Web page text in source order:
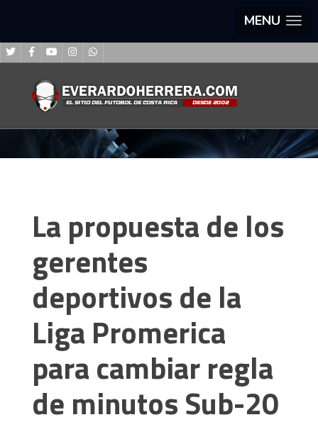
MENU
La propuesta de los
gerentes
deportivos de la
Liga Promerica
para cambiar regla
de minutos Sub-20